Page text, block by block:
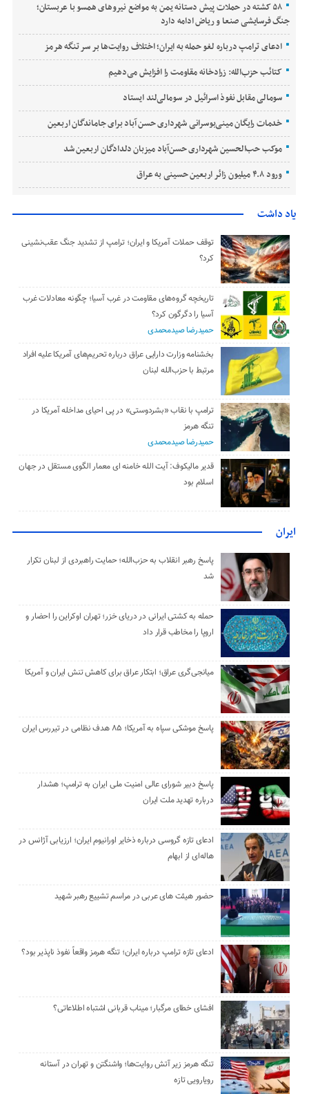
۵۸ کشته در حملات پیش دستانه یمن به مواضع نیروهای همسو با عربستان؛
جنگ فرسایشی صنعا و ریاض ادامه دارد
ادعای ترامپ درباره لغو حمله به ایران؛ اختلاف روایت‌ها بر سر تنگه هرمز
کتائب حزب‌الله: زرادخانه مقاومت را افزایش می‌دهیم
سومالی مقابل نفوذ اسرائیل در سومالی‌لند ایستاد
خدمات رایگان مینی‌بوسرانی شهرداری حسن‌ آباد برای جاماندگان اربعین
موکب حب‌الحسین شهرداری حسن‌آباد میزبان دلدادگان اربعین شد
ورود ۴.۸ میلیون زائر اربعین حسینی به عراق
یاد داشت
توقف حملات آمریکا و ایران؛ ترامپ از تشدید جنگ عقب‌نشینی
کرد؟
تاریخچه گروه‌های مقاومت در غرب آسیا؛ چگونه معادلات غرب
آسیا را دگرگون کرد؟
حمیدرضا صیدمحمدی
بخشنامه وزارت دارایی عراق درباره تحریم‌های آمریکا علیه افراد
مرتبط با حزب‌الله لبنان
ترامپ با نقاب «بشردوستی» در پی احیای مداخله آمریکا در
تنگه هرمز
حمیدرضا صیدمحمدی
قدیر مالیکوف: آیت‌ الله خامنه‌ ای معمار الگوی مستقل در جهان
اسلام بود
ایران
پاسخ رهبر انقلاب به حزب‌الله؛ حمایت راهبردی از لبنان تکرار
شد
حمله به کشتی ایرانی در دریای خزر؛ تهران اوکراین را احضار و
اروپا را مخاطب قرار داد
میانجی‌گری عراق؛ ابتکار عراق برای کاهش تنش ایران و آمریکا
پاسخ موشکی سپاه به آمریکا؛ ۸۵ هدف نظامی در تیررس ایران
پاسخ دبیر شورای عالی امنیت ملی ایران به ترامپ؛ هشدار
درباره تهدید ملت ایران
ادعای تازه گروسی درباره ذخایر اورانیوم ایران؛ ارزیابی آژانس در
هاله‌ای از ابهام
حضور هیئت‌ های عربی در مراسم تشییع رهبر شهید
ادعای تازه ترامپ درباره ایران؛ تنگه هرمز واقعاً نفوذ ناپذیر بود؟
افشای خطای مرگبار؛ میناب قربانی اشتباه اطلاعاتی؟
تنگه هرمز زیر آتش روایت‌ها؛ واشنگتن و تهران در آستانه
رویارویی تازه